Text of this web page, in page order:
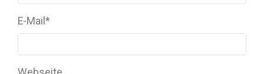
E-Mail *